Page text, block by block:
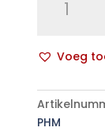
p/s Voeg
l
t
ePHM